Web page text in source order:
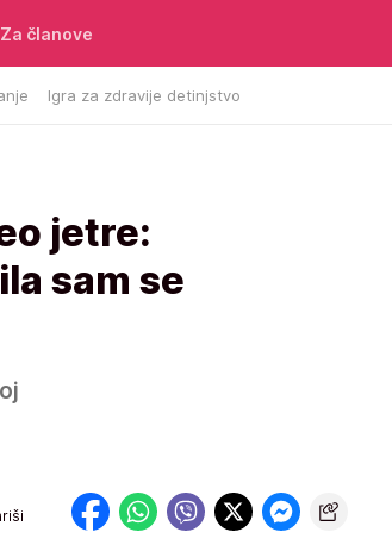
Igra za zdravije detinjstvo
Za članove
jetre:
sam se